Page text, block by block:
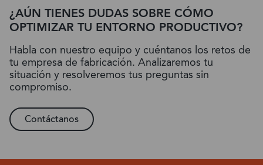
¿AÚN TIENES DUDAS SOBRE CÓMO
OPTIMIZAR TU ENTORNO PRODUCTIVO?
Habla con nuestro equipo y cuéntanos los retos de
tu empresa de fabricación. Analizaremos tu
situación y resolveremos tus preguntas sin
compromiso.
Contáctanos